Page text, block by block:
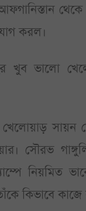
করল।
খুব ভালো
সায়ন
সৌরভ
কিভাবে